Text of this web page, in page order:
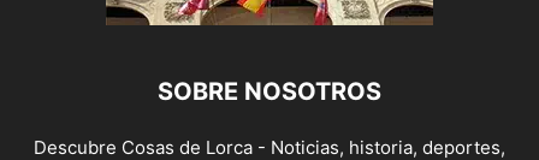
SOBRE NOSOTROS
Descubre Cosas de Lorca - Noticias, historia, deportes,